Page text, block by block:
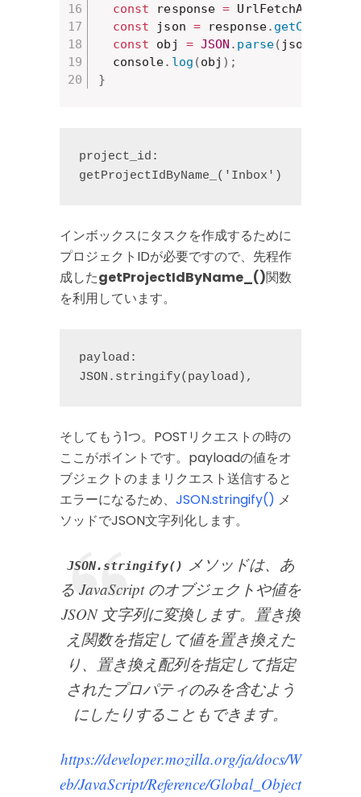
const response = UrlFetchApp
const json = response.
const obj = JSON . parse( json
  console
. log (obj ) ;
}
project_id:
getProjectIdByName_('Inbox')
インボックスにタスクを作成するために
プロジェクトIDが必要ですので、先程作
成したgetProjectIdByName_()関数
を利用しています。
payload:
JSON.stringify(payload),
そしてもう1つ。POSTリクエストの時の
ここがポイントです。payloadの値をオ
ブジェクトのままリクエスト送信すると
エラーになるため、 JSON.stringify() メ
ソッドでJSON文字列化します。
JSON.stringify()
メソッドは、あ
る JavaScript のオブジェクトや値を
JSON 文字列に変換します。置き換
え関数を指定して値を置き換えた
り、置き換え配列を指定して指定
されたプロパティのみを含むよう
にしたりすることもできます。
https://developer.mozilla.org/ja/docs/W
eb/JavaScript/Reference/Global_Object